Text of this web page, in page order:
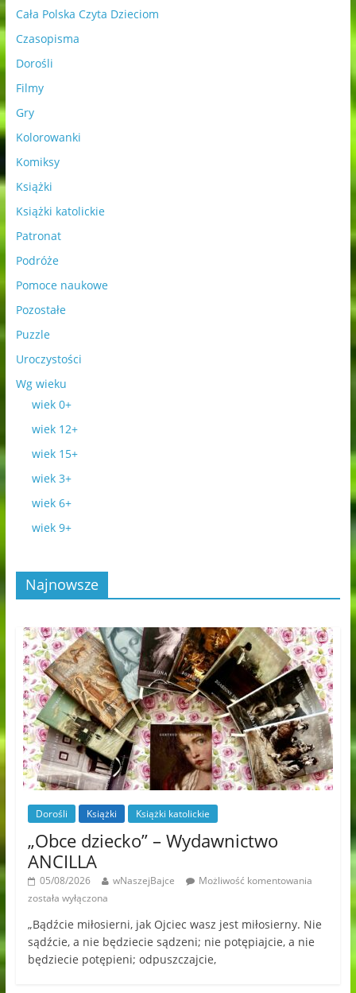
Cała Polska Czyta Dzieciom
Czasopisma
Dorośli
Filmy
Gry
Kolorowanki
Komiksy
Książki
Książki katolickie
Patronat
Podróże
Pomoce naukowe
Pozostałe
Puzzle
Uroczystości
Wg wieku
wiek 0+
wiek 12+
wiek 15+
wiek 3+
wiek 6+
wiek 9+
Najnowsze
Dorośli Książki Książki katolickie
„Obce dziecko” – Wydawnictwo
ANCILLA
05/08/2026 wNaszejBajce
Możliwość komentowania
została wyłączona
„Bądźcie miłosierni, jak Ojciec wasz jest miłosierny. Nie
sądźcie, a nie będziecie sądzeni; nie potępiajcie, a nie
będziecie potępieni; odpuszczajcie,